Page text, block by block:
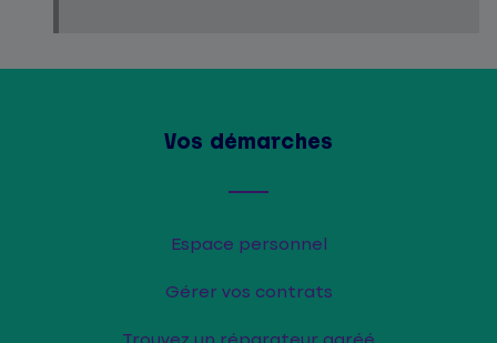
Vos démarches
Espace personnel
Gérer vos contrats